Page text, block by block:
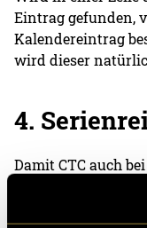
Eintrag gefunden,
Kalendereintrag
wird dieser
4.
Damit CTC auch